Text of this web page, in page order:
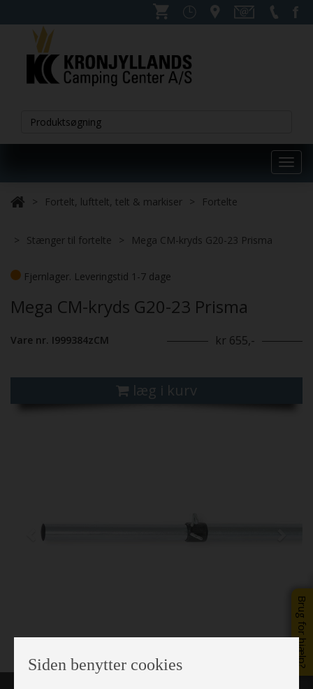
Brug for hjælp?
Fortelt, lufttelt, telt & markiser Fortelte
Stænger til fortelte Mega CM-kryds G20-23 Prisma
Fjernlager. Leveringstid 1-7 dage
Mega CM-kryds G20-23 Prisma
Vare nr. I999384zCM kr 655,-
læg i kurv
Siden benytter cookies